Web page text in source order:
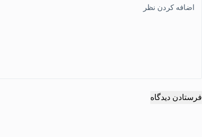
اضافه کردن نظر
فرستادن دیدگاه